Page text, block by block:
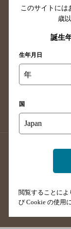
山口県
島根県
香川県
高知県
長崎県
大分県
店舗登録方法
このサイトには
歳
誕生
生年月日
年
国
閲覧することによ
び Cookie の使用